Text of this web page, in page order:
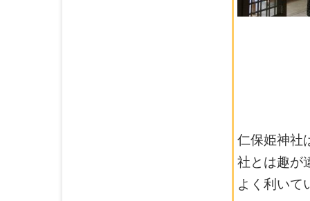
仁保姫神社
社とは趣が
よく利いて